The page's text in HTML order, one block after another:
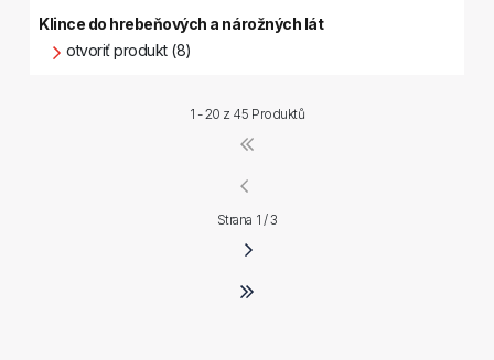
Klince do hrebeňových a nárožných lát
otvoriť produkt (8)
1 - 20 z 45 Produktů
Strana 1 / 3